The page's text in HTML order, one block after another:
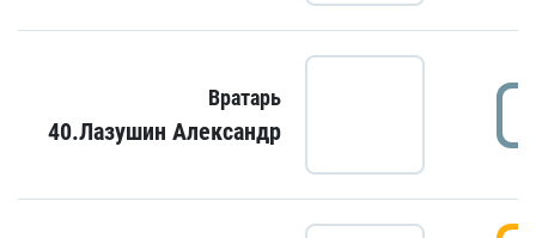
Вратарь
40.Лазушин Александр